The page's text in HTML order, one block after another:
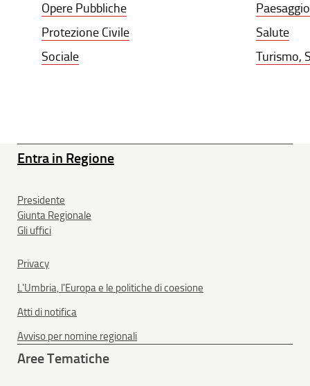
Opere Pubbliche
Protezione Civile
Sociale
Salute
Turismo,
Entra in Regione
Presidente
Giunta Regionale
Gli uffici
Privacy
L'Umbria, l'Europa e le politiche di coesione
Atti di notifica
Avviso per nomine regionali
Aree Tematiche